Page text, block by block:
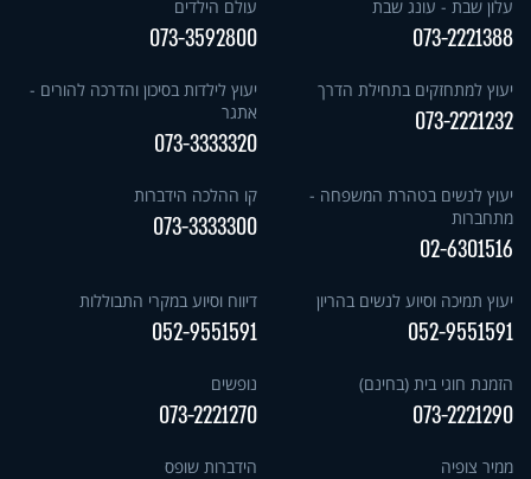
עלון שבת - עונג שבת
073-2221388
עולם הילדים
073-3592800
יעוץ למתחזקים בתחילת הדרך
073-2221232
יעוץ לילדות בסיכון והדרכה להורים -
אתגר
073-3333320
יעוץ לנשים בטהרת המשפחה -
מתחברות
02-6301516
קו ההלכה הידברות
073-3333300
יעוץ תמיכה וסיוע לנשים בהריון
052-9551591
דיווח וסיוע במקרי התבוללות
052-9551591
הזמנת חוגי בית (בחינם)
073-2221290
נופשים
073-2221270
ממיר צופיה הידברות שופס